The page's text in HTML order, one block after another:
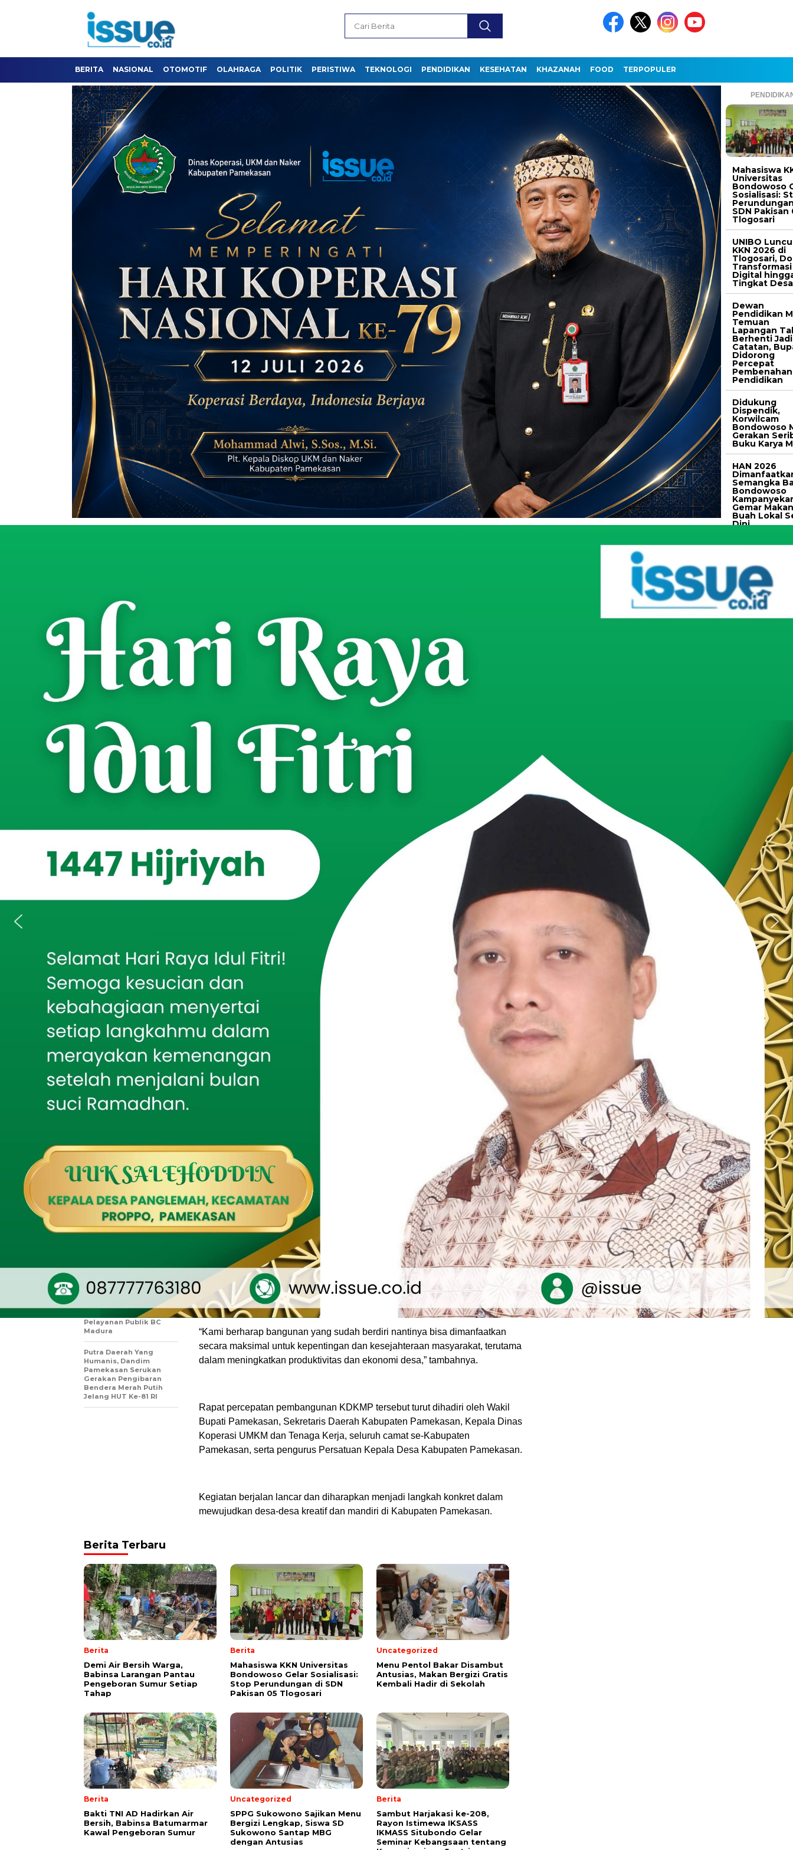
BERITA NASIONAL OTOMOTIF OLAHRAGA POLITIK PERISTIWA TEKNOLOGI PENDIDIKAN KESEHATAN KHAZANAH FOOD TERPOPULER
Mahasiswa
Universitas
Bondowoso
Sosialisasi:
SDN Pakisan
Tlogosari
UNIBO
KKN 2026 di
Tlogosari,
Transformasi
Digital
Tingkat Desa
Dewan
Pendidikan
Temuan
Lapangan
Berhenti Jadi
Catatan,
Didorong
Percepat
Pembenahan
Pendidikan
Didukung
Dispendik,
Korwilcam
Bondowoso
Gerakan
Buku Karya
HAN 2026
Semangka
Bondowoso
Gemar
Buah Lokal
Dini
Risman Jaya
ISSUE.CO.ID-PAMEKASAN
– Komandan Kodim 0826/Pamekasan Letkol
Kav Agus Wibowo Hendratmoko, SH., M.Han memimpin langsung rapat
percepatan pembangunan Kawasan Desa Kreatif Mandiri Produktif (KDKMP)
di wilayah Kabupaten Pamekasan. Rapat berlangsung di Ruang Data
Makodim 0826/Pamekasan pada Senin (17/11/2025).
Dalam arahannya, Dandim menegaskan bahwa rapat ini digelar untuk
menyatukan langkah seluruh pihak terkait dalam mempercepat terealisasinya
pembangunan KDKMP. Ia menekankan pentingnya kerja bersama, sinergi,
“Kegiatan ini bertujuan agar kita semua bisa bekerja secara terpadu. Dengan
sinergi dan kolaborasi, kita berharap program KDKMP dapat berjalan optimal
dan memberikan manfaat nyata bagi masyarakat,” ujar Letkol Kav Agus
Wibowo Hendratmoko.
Dandim juga mengajak seluruh camat di Kabupaten Pamekasan untuk
memberikan dukungan penuh dalam proses pembangunan KDKMP di
wilayah masing-masing. Menurutnya, keberhasilan program ini membutuhkan
komitmen bersama dari seluruh pemangku kebijakan di tingkat daerah.
“Kami berharap bangunan yang sudah berdiri nantinya bisa dimanfaatkan
secara maksimal untuk kepentingan dan kesejahteraan masyarakat, terutama
dalam meningkatkan produktivitas dan ekonomi desa,” tambahnya.
Rapat percepatan pembangunan KDKMP tersebut turut dihadiri oleh Wakil
Bupati Pamekasan, Sekretaris Daerah Kabupaten Pamekasan, Kepala Dinas
Koperasi UMKM dan Tenaga Kerja, seluruh camat se-Kabupaten
Pamekasan, serta pengurus Persatuan Kepala Desa Kabupaten Pamekasan.
Kegiatan berjalan lancar dan diharapkan menjadi langkah konkret dalam
mewujudkan desa-desa kreatif dan mandiri di Kabupaten Pamekasan.
Berita Terkait
Demi Air Bersih Warga,
Babinsa Larangan
Pantau Pengeboran
Sumur Setiap Tahap
Mahasiswa KKN
Universitas Bondowoso
Gelar Sosialisasi: Stop
Perundungan di SDN
Pakisan 05 Tlogosari
Bakti TNI AD Hadirkan
Air Bersih, Babinsa
Batumarmar Kawal
Pengeboran Sumur
208, Rayon Istimewa
IKSASS IKMASS
Kebangsaan tentang
Kepemimpinan Santri
Mahasiswa KKN Posko 64
Gelar Reboisasi
Mangrove di Pantai
Tembing sebagai Upaya
Pelestarian Lingkungan
Pembangunan RTLH
Audiensi Tak Ditemui,
GMB Pertanyakan
Pelayanan Publik BC
Madura
Putra Daerah Yang
Humanis, Dandim
Pamekasan Serukan
Gerakan Pengibaran
Bendera Merah Putih
Jelang HUT Ke-81 RI
Berita Terbaru
Berita
Demi Air Bersih Warga,
Babinsa Larangan Pantau
Pengeboran Sumur Setiap
Tahap
Berita
Mahasiswa KKN Universitas
Bondowoso Gelar Sosialisasi:
Stop Perundungan di SDN
Pakisan 05 Tlogosari
Uncategorized
Menu Pentol Bakar Disambut
Antusias, Makan Bergizi Gratis
Kembali Hadir di Sekolah
Berita
Bakti TNI AD Hadirkan Air
Bersih, Babinsa Batumarmar
Kawal Pengeboran Sumur
Uncategorized
SPPG Sukowono Sajikan Menu
Bergizi Lengkap, Siswa SD
Sukowono Santap MBG
dengan Antusias
Berita
Sambut Harjakasi ke-208,
Rayon Istimewa IKSASS
IKMASS Situbondo Gelar
Seminar Kebangsaan tentang